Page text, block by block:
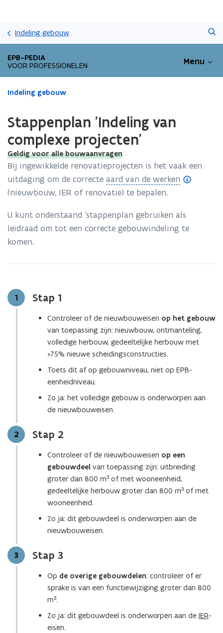
Indeling gebouw
EPB-PEDIA
VOOR PROFESSIONELEN Menu
Gedaan
zich
op:
Stappenplan
'Indeling
complexe
Indeling gebouw
Stappenplan 'Indeling van
complexe projecten'
Geldig voor alle bouwaanvragen
Bij ingewikkelde renovatieprojecten is het vaak een
uitdaging om de correcte aard van de werken
(
o
e
n
t
i
e
)
(nieuwbouw, IER of renovatie) te bepalen.
U kunt onderstaand ‘stappenplan gebruiken als
leidraad om tot een correcte gebouwindeling te
komen.
Stap
1 Stap 1
Controleer of de nieuwbouweisen op het gebouw
van toepassing zijn: nieuwbouw, ontmanteling,
volledige herbouw, gedeeltelijke herbouw met
>75% nieuwe scheidingsconstructies.
Toets dit af op gebouwniveau, niet op EPB-
eenheidniveau.
Zo ja: het volledige gebouw is onderworpen aan
de nieuwbouweisen.
Stap
2 Stap 2
Controleer of de nieuwbouweisen op een
gebouwdeel van toepassing zijn: uitbreiding
groter dan 800 m³ of met wooneenheid,
gedeeltelijke herbouw groter dan 800 m³ of met
wooneenheid.
Zo ja: dit gebouwdeel is onderworpen aan de
nieuwbouweisen.
Stap
3 Stap 3
Op de overige gebouwdelen: controleer of er
sprake is van een functiewijziging groter dan 800
m³.
Zo ja: dit gebouwdeel is onderworpen aan de IER-
eisen.